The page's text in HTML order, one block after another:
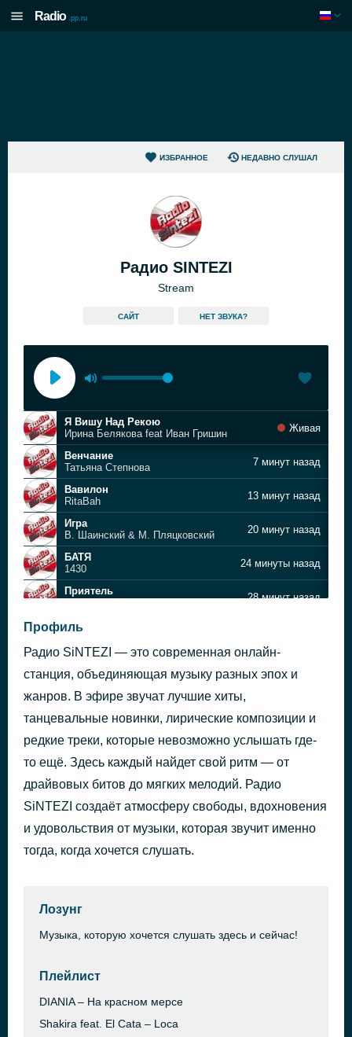
Radio .pp.ru
ИЗБРАННОЕ НЕДАВНО СЛУШАЛ
Радио SINTEZI
Stream
САЙТ HЕТ ЗВУКА?
Я Вишу Над Рекою
Ирина Белякова feat Иван Гришин
Живая
Венчание
Татьяна Степнова
7 минут назад
Вавилон
RitaBah
13 минут назад
Игра
В. Шаинский & М. Пляцковский
20 минут назад
БАТЯ
1430
24 минуты назад
Приятель
28 минут назад
Время подарить себя
Фиолетовые линзы
Lilu Jee
Качается небо
Константин Русских
Добро ver.02
Иван Сергеев
Профиль
Радио SiNTEZI — это современная онлайн-
станция, объединяющая музыку разных эпох и
жанров. В эфире звучат лучшие хиты,
танцевальные новинки, лирические композиции и
редкие треки, которые невозможно услышать где-
то ещё. Здесь каждый найдет свой ритм — от
драйвовых битов до мягких мелодий. Радио
SiNTEZI создаёт атмосферу свободы, вдохновения
и удовольствия от музыки, которая звучит именно
тогда, когда хочется слушать.
Лозунг
Музыка, которую хочется слушать здесь и сейчас!
Плейлист
DIANIA – На красном мерсе
Shakira feat. El Cata – Loca